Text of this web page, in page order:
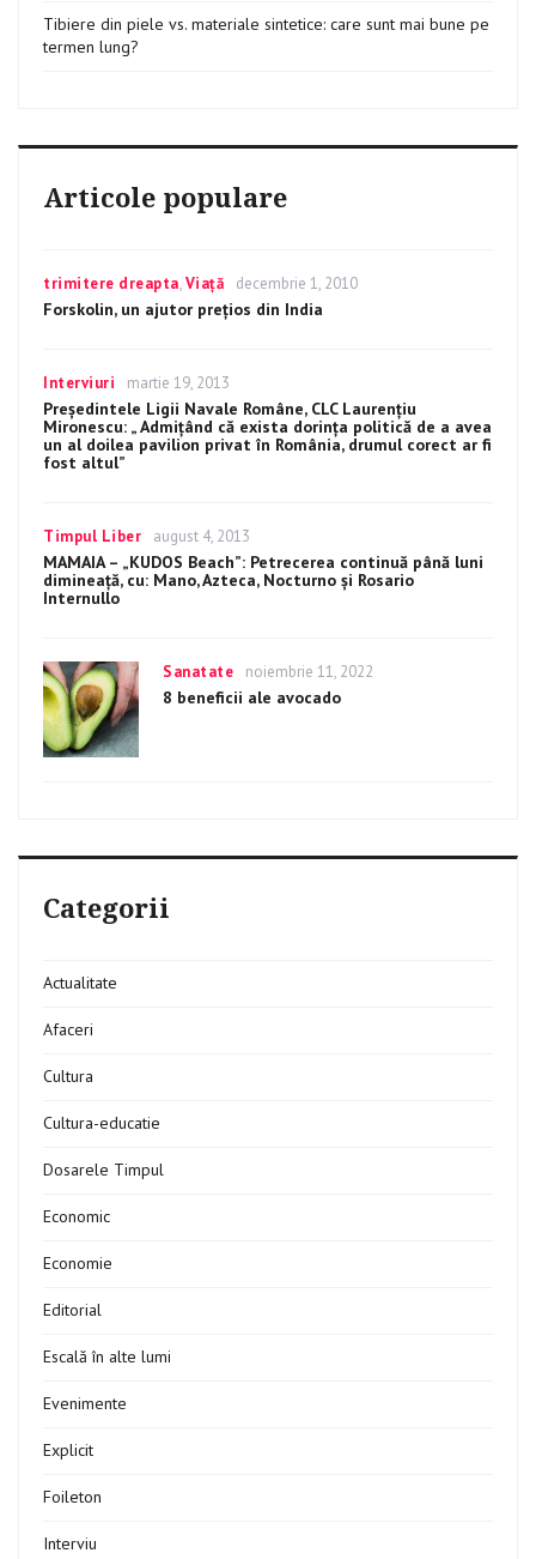
Tibiere din piele vs. materiale sintetice: care sunt mai bune pe
termen lung?
Articole populare
Categories
trimitere dreapta,Viață
Posted
on
decembrie 1, 2010
Forskolin, un ajutor prețios din India
Categories
Interviuri
Posted
on
martie 19, 2013
Președintele Ligii Navale Române, CLC Laurenţiu
Mironescu: „ Admițând că exista dorința politică de a avea
un al doilea pavilion privat în România, drumul corect ar fi
fost altul”
Categories
Timpul Liber
Posted
on
august 4, 2013
MAMAIA – „KUDOS Beach”: Petrecerea continuă până luni
dimineaţă, cu: Mano, Azteca, Nocturno şi Rosario
Internullo
Categories
Sanatate
Posted
on
noiembrie 11, 2022
8 beneficii ale avocado
Categorii
Actualitate
Afaceri
Cultura
Cultura-educatie
Dosarele Timpul
Economic
Economie
Editorial
Escală în alte lumi
Evenimente
Explicit
Foileton
Interviu